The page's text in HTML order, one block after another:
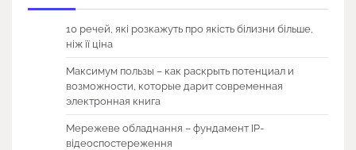
10 речей, які розкажуть про якість білизни більше,
ніж її ціна
Максимум пользы – как раскрыть потенциал и
возможности, которые дарит современная
электронная книга
Мережеве обладнання – фундамент IP-
відеоспостереження